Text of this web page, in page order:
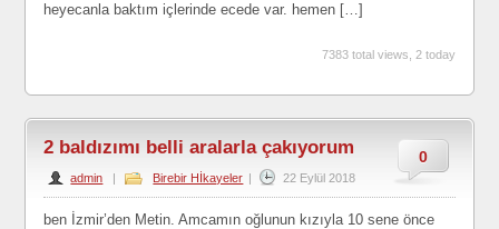
heyecanla baktım içlerinde ecede var. hemen […]
7383 total views, 2 today
0
2 baldızımı belli aralarla çakıyorum
admin | Birebir Hİkayeler | 22 Eylül 2018
ben İzmir’den Metin. Amcamın oğlunun kızıyla 10 sene önce